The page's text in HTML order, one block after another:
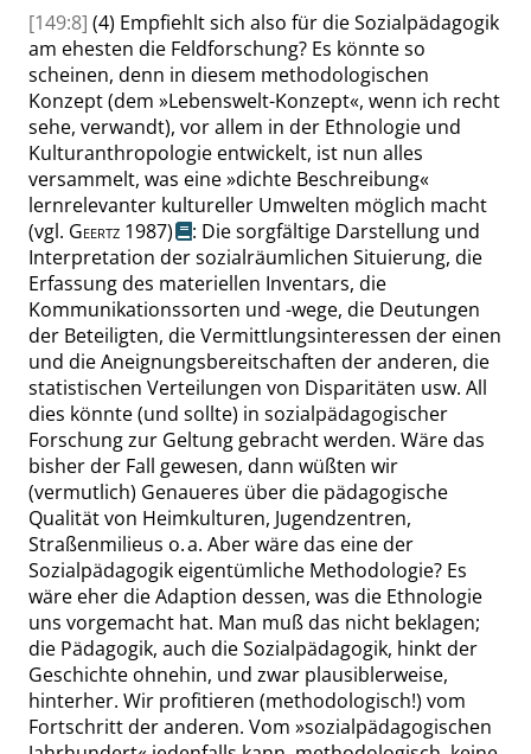
[149:8] (4) Empfiehlt sich also für die Sozialpädagogik
am ehesten die Feldforschung? Es könnte so
scheinen, denn in diesem methodologischen
Konzept (dem »Lebenswelt-Konzept«, wenn ich recht
sehe, verwandt), vor allem in der Ethnologie und
Kulturanthropologie entwickelt, ist nun alles
versammelt, was eine»dichte Beschreibung«
lernrelevanter kultureller Umwelten möglich macht
(vgl. Geertz 1987)
: Die sorgfältige Darstellung und
Interpretation der sozialräumlichen Situierung, die
Erfassung des materiellen Inventars, die
Kommunikationssorten und -wege, die Deutungen
der Beteiligten, die Vermittlungsinteressen der einen
und die Aneignungsbereitschaften der anderen, die
statistischen Verteilungen von Disparitäten usw. All
dies könnte (und sollte) in sozialpädagogischer
Forschung zur Geltung gebracht werden. Wäre das
bisher der Fall gewesen, dann wüßten wir
(vermutlich) Genaueres über die pädagogische
Qualitätvon Heimkulturen, Jugendzentren,
Straßenmilieus o. a. Aber wäre das eine der
Sozialpädagogik eigentümliche Methodologie? Es
wäre eher die Adaption dessen, was die Ethnologie
uns vorgemacht hat. Man muß das nicht beklagen;
die Pädagogik, auch die Sozialpädagogik, hinkt der
Geschichte ohnehin, und zwar plausiblerweise,
hinterher. Wir profitieren (methodologisch!) vom
Fortschritt der anderen. Vom »sozialpädagogischen